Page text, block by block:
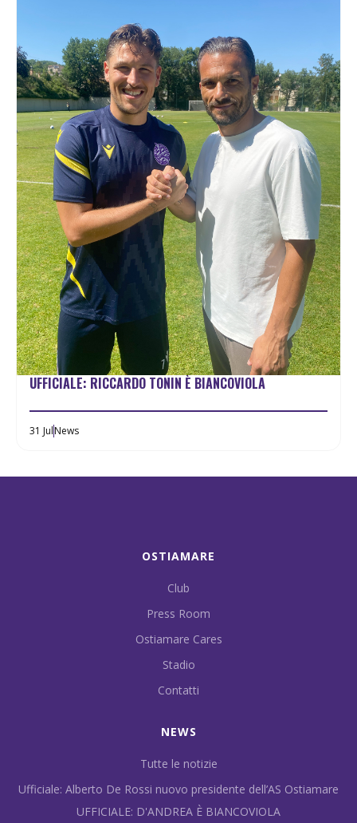
UFFICIALE: RICCARDO TONIN È BIANCOVIOLA
31 JulNews
OSTIAMARE
Club
Press Room
Ostiamare Cares
Stadio
Contatti
NEWS
Tutte le notizie
Ufficiale: Alberto De Rossi nuovo presidente dell’AS Ostiamare
UFFICIALE: D'ANDREA È BIANCOVIOLA